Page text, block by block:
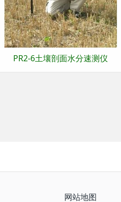
PR2-6土壤剖面水分速测仪
网站地图